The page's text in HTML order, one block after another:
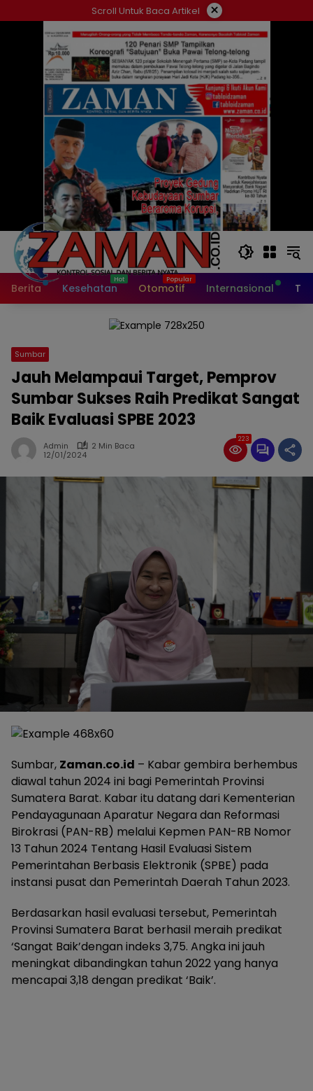
ke
Scroll Untuk Baca Artikel ×
Berita Kesehatan Otomotif Internasional
Sumbar
Jauh Melampaui Target, Pemprov
Sumbar Sukses Raih Predikat Sangat
Baik Evaluasi SPBE 2023
Admin
2 Min Baca
12/01/2024
223
Sumbar, Zaman.co.id – Kabar gembira berhembus
diawal tahun 2024 ini bagi Pemerintah Provinsi
Sumatera Barat. Kabar itu datang dari Kementerian
Pendayagunaan Aparatur Negara dan Reformasi
Birokrasi (PAN-RB) melalui Kepmen PAN-RB Nomor
13 Tahun 2024 Tentang Hasil Evaluasi Sistem
Pemerintahan Berbasis Elektronik (SPBE) pada
instansi pusat dan Pemerintah Daerah Tahun 2023.
Berdasarkan hasil evaluasi tersebut, Pemerintah
Provinsi Sumatera Barat berhasil meraih predikat
‘Sangat Baik’dengan indeks 3,75. Angka ini jauh
meningkat dibandingkan tahun 2022 yang hanya
mencapai 3,18 dengan predikat ‘Baik’.